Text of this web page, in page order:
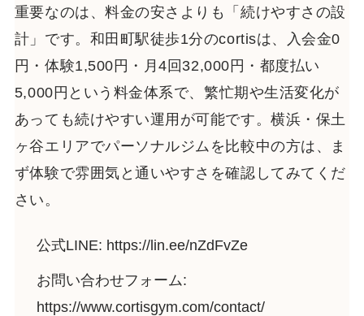
重要なのは、料金の安さよりも「続けやすさの設
計」です。和田町駅徒歩1分のcortisは、入会金0
円・体験1,500円・月4回32,000円・都度払い
5,000円という料金体系で、繁忙期や生活変化が
あっても続けやすい運用が可能です。横浜・保土
ヶ谷エリアでパーソナルジムを比較中の方は、ま
ず体験で雰囲気と通いやすさを確認してみてくだ
さい。
公式LINE: https://lin.ee/nZdFvZe
お問い合わせフォーム:
https://www.cortisgym.com/contact/